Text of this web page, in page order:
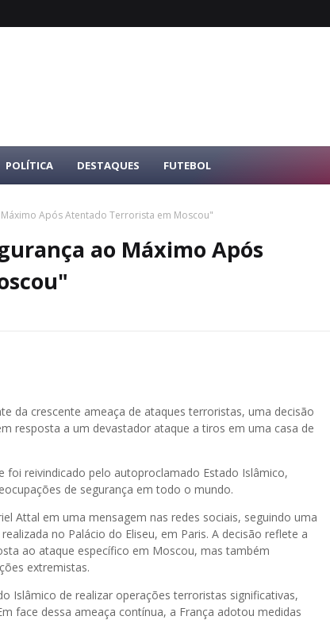
POLÍTICA DESTAQUES FUTEBOL
Após Atentado Terrorista em Moscou"
ao Máximo Após
da crescente ameaça de ataques terroristas, uma decisão
resposta a um devastador ataque a tiros em uma casa de
reivindicado pelo autoproclamado Estado Islâmico,
de segurança em todo o mundo.
Attal em uma mensagem nas redes sociais, seguindo uma
no Palácio do Eliseu, em Paris. A decisão reflete a
ao ataque específico em Moscou, mas também
extremistas.
Islâmico de realizar operações terroristas significativas,
face dessa ameaça contínua, a França adotou medidas